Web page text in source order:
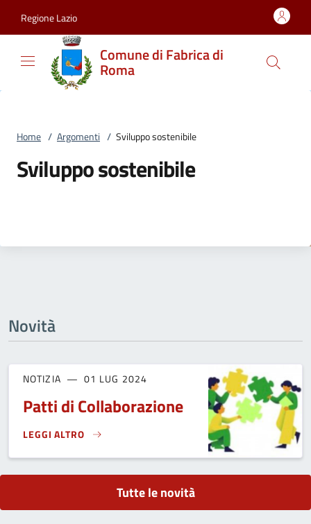
Regione Lazio
Comune di Fabrica di
Roma
Home / Argomenti / Sviluppo sostenibile
Sviluppo sostenibile
Novità
NOTIZIA 01 LUG 2024
Patti di Collaborazione
LEGGI ALTRO
PATTI DI COLLABORAZIONE}
Tutte le novità